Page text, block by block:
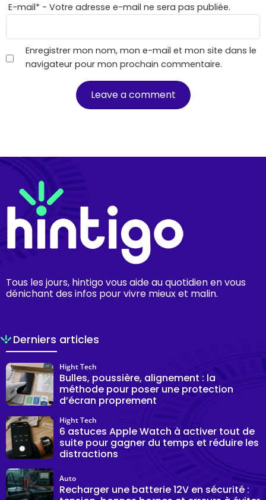
E-mail* - Votre adresse e-mail ne sera pas publiée.
Enregistrer mon nom, mon e-mail et mon site dans le
navigateur pour mon prochain commentaire.
Tous les jours, hintigo vous aide au quotidien en vous
dénichant des infos pour vivre mieux et malin.
Derniers articles
Bulles, poussière, alignement : la
méthode pour poser une protection
d’écran proprement
Hight Tech
6 astuces Apple Watch à activer tout de
suite pour gagner du temps et réduire les
distractions
Hight Tech
Recharger une batterie 12V en sécurité :
Auto